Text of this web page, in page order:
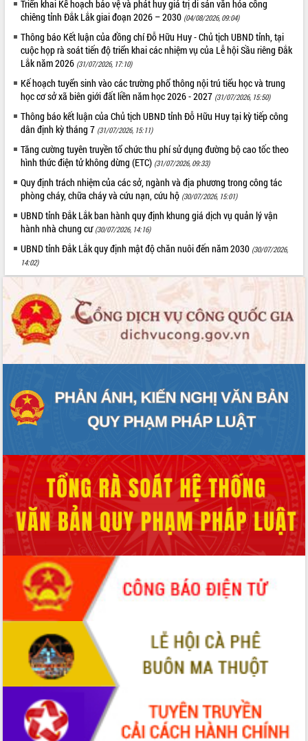
Triển khai Kế hoạch bảo vệ và phát huy giá trị di sản văn hóa cồng
chiêng tỉnh Đắk Lắk giai đoạn 2026 – 2030 (04/08/2026, 09:04)
Thông báo Kết luận của đồng chí Đỗ Hữu Huy - Chủ tịch UBND tỉnh, tại
cuộc họp rà soát tiến độ triển khai các nhiệm vụ của Lễ hội Sầu riêng Đắk
Lắk năm 2026 (31/07/2026, 17:10)
Kế hoạch tuyển sinh vào các trường phổ thông nội trú tiểu học và trung
học cơ sở xã biên giới đất liền năm học 2026 - 2027 (31/07/2026, 15:50)
Thông báo kết luận của Chủ tịch UBND tỉnh Đỗ Hữu Huy tại kỳ tiếp công
dân định kỳ tháng 7 (31/07/2026, 15:11)
Tăng cường tuyên truyền tổ chức thu phí sử dụng đường bộ cao tốc theo
hình thức điện tử không dừng (ETC) (31/07/2026, 09:33)
Quy định trách nhiệm của các sở, ngành và địa phương trong công tác
phòng cháy, chữa cháy và cứu nạn, cứu hộ (30/07/2026, 15:01)
UBND tỉnh Đắk Lắk ban hành quy định khung giá dịch vụ quản lý vận
hành nhà chung cư (30/07/2026, 14:16)
UBND tỉnh Đắk Lắk quy định mật độ chăn nuôi đến năm 2030 (30/07/2026,
14:02)